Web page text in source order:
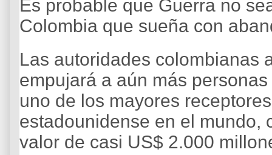
Es probable que Guerra no
Colombia que sueña con
Las autoridades colombianas
empujará a aún más
uno de los mayores
estadounidense en el mundo,
valor de casi US$ 2.000